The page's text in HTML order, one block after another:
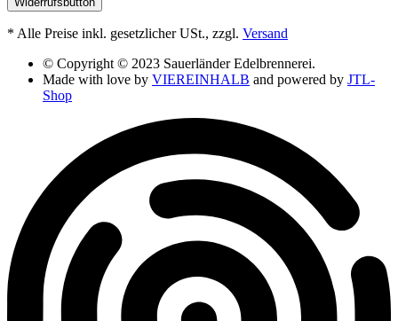
* Alle Preise inkl. gesetzlicher USt., zzgl. Versand
© Copyright © 2023 Sauerländer Edelbrennerei.
Made with love by VIEREINHALB and powered by JTL-
Shop